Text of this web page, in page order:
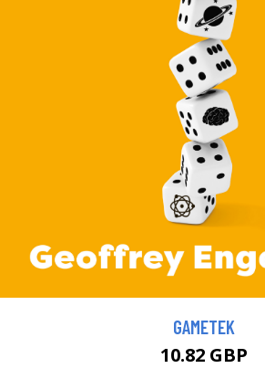
GAMETEK
10.82 GBP